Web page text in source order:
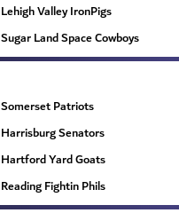
Lehigh Valley IronPigs
Sugar Land Space Cowboys
Somerset Patriots
Harrisburg Senators
Hartford Yard Goats
Reading Fightin Phils